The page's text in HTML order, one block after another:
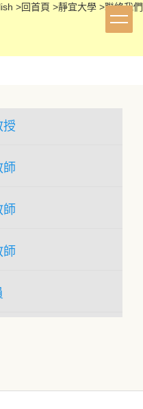
>回首頁 >靜宜大學 >聯絡我們
授
師
師
師